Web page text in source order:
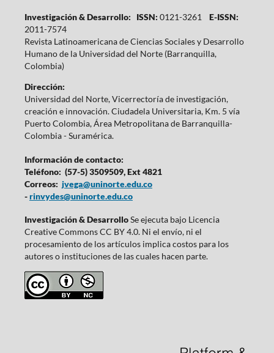
Investigación & Desarrollo: ISSN: 0121-3261
E-ISSN:
2011-7574
Revista Latinoamericana de Ciencias Sociales y Desarrollo
Humano de la Universidad del Norte (Barranquilla,
Colombia)
Dirección:
Universidad del Norte, Vicerrectoría de investigación,
creación e innovación. Ciudadela Universitaria, Km. 5 vía
Puerto Colombia, Área Metropolitana de Barranquilla-
Colombia - Suramérica.
Información de contacto:
Teléfono: (57-5) 3509509, Ext 4821
Correos: jvega@uninorte.edu.co
-rinvydes@uninorte.edu.co
Investigación & DesarrolloSe ejecuta bajo Licencia
Creative Commons CC BY 4.0. Ni el envío, ni el
procesamiento de los artículos implica costos para los
autores o instituciones de las cuales hacen parte.